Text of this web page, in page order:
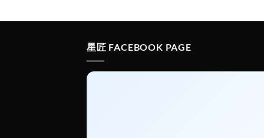
星匠 FACEBOOK PAGE